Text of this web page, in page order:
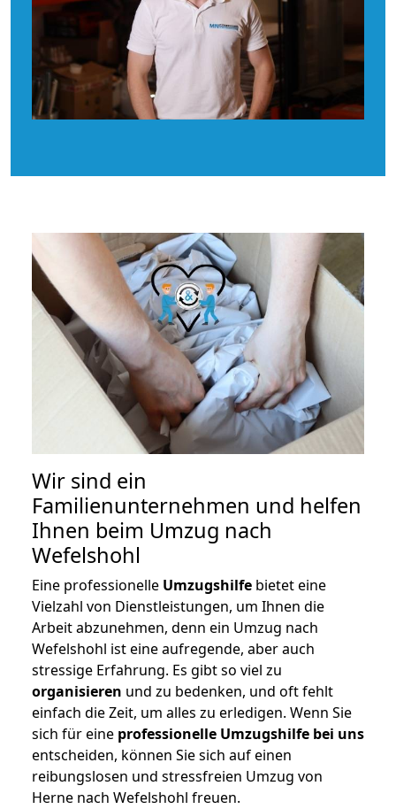
Wir sind ein
Familienunternehmen und helfen
Ihnen beim Umzug nach
Wefelshohl
Eine professionelle Umzugshilfe bietet eine
Vielzahl von Dienstleistungen, um Ihnen die
Arbeit abzunehmen, denn ein Umzug nach
Wefelshohl ist eine aufregende, aber auch
stressige Erfahrung. Es gibt so viel zu
organisieren und zu bedenken, und oft fehlt
einfach die Zeit, um alles zu erledigen. Wenn Sie
sich für eine professionelle Umzugshilfe bei uns
entscheiden, können Sie sich auf einen
reibungslosen und stressfreien Umzug von
Herne nach Wefelshohl freuen.